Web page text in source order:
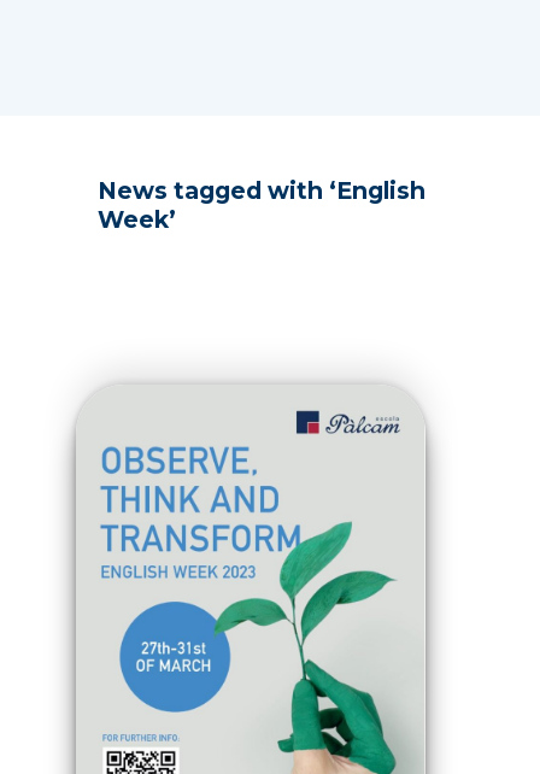
News tagged with ‘English
Week’